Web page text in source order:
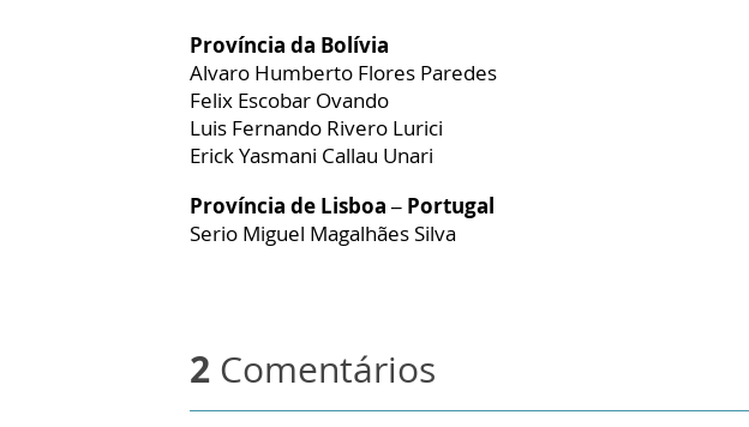
Província da Bolívia
Alvaro Humberto Flores Paredes
Felix Escobar Ovando
Luis Fernando Rivero Lurici
Erick Yasmani Callau Unari
Província de Lisboa – Portugal
Serio Miguel Magalhães Silva
2 Comentários